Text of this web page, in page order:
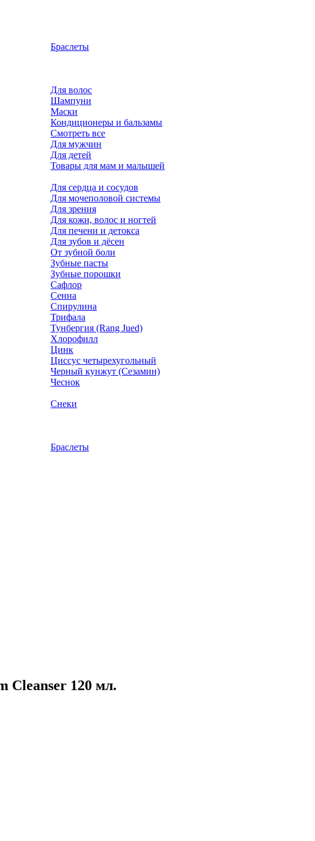
Браслеты
Для волос
Шампуни
Маски
Кондиционеры и бальзамы
Смотреть все
Для мужчин
Для детей
Товары для мам и малышей
Для сердца и сосудов
Для мочеполовой системы
Для зрения
Для кожи, волос и ногтей
Для печени и детокса
Для зубов и дёсен
От зубной боли
Зубные пасты
Зубные порошки
Сафлор
Сенна
Спирулина
Трифала
Тунбергия (Rang Jued)
Хлорофилл
Цинк
Циссус четырехугольный
Черный кунжут (Сезамин)
Чеснок
Снеки
Браслеты
Cleanser 120 мл.